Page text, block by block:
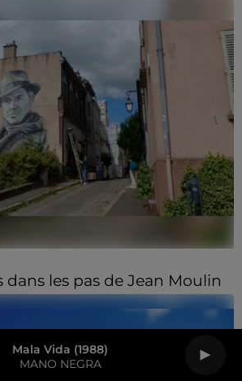
Mala Vida (1988)
MANO NEGRA
dans les pas de Jean Moulin